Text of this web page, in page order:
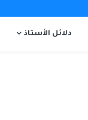
دلائل الأستاذ